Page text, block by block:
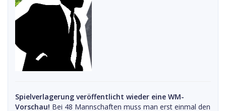
Spielverlagerung veröffentlicht wieder eine WM-
Vorschau! Bei 48 Mannschaften muss man erst einmal den